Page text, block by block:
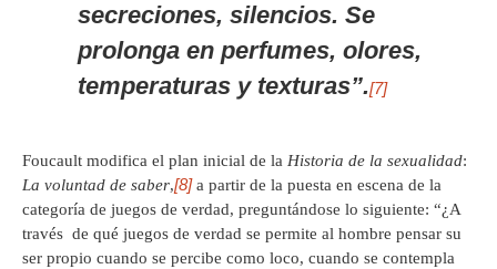
secreciones, silencios. Se
prolonga en perfumes, olores,
temperaturas y texturas”.[7]
Foucault modifica el plan inicial de la Historia de la sexualidad:
La voluntad de saber,[8]a partir de la puesta en escena de la
categoría de juegos de verdad, preguntándose lo siguiente: “¿A
través de qué juegos de verdad se permite al hombre pensar su
ser propio cuando se percibe como loco, cuando se contempla